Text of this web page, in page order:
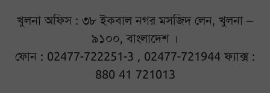
খুলনা অফিস : ৩৮ ইকবাল নগর মসজিদ লেন, খুলনা –
৯১০০, বাংলাদেশ ।
ফোন : 02477-722251-3 , 02477-721944 ফ্যাক্স :
880 41 721013